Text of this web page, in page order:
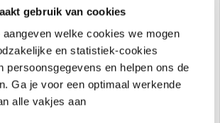
gebruik van cookies
aangeven welke cookies we mogen
en statistiek-cookies
persoonsgegevens en helpen ons de
Ga je voor een optimaal werkende
alle vakjes aan
downloaden
bekijken
tools geven
ook in lastige